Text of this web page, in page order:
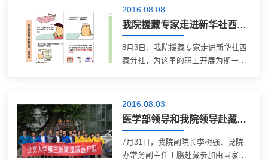
身客座专家聘任仪式，并慰问了第一
批和第二批我院援藏医疗队。西藏自
治区卫生...
2016.08.08
我院援藏专家走进新华社西藏分社义诊
8月3日，我院援藏专家走进新华社西
藏分社，为这里的职工开展为期一天
式。此手册是根据西藏地区地广人
稀、人们健康观念薄弱的特点，结合
临床工作中很...
2016.08.03
医学部领导和我院领导赴藏慰问援藏医疗队员
7月31日，我院副院长李树强、党院
办常务副主任王鹏赴藏参加由国家卫